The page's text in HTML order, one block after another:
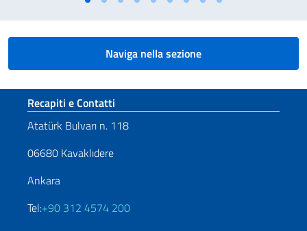
Naviga nella sezione
Sezione footer
Recapiti e Contatti
Atatürk Bulvarı n. 118
06680 Kavaklıdere
Ankara
Tel:+90 312 4574 200